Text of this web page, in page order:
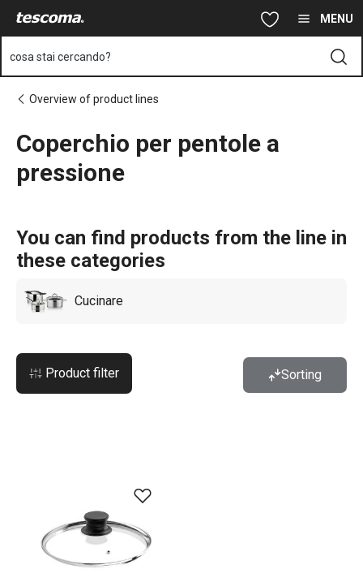
Vai al contenuto principale MENU
cosa stai cercando?
Overview of product lines
Coperchio per pentole a
pressione
You can find products from the line in
these categories
Cucinare
Product filter Sorting